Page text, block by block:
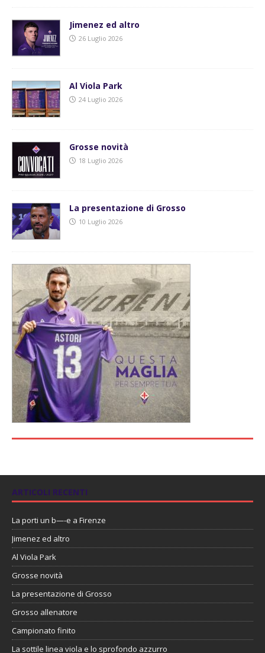
Jimenez ed altro
26 Luglio 2026
Al Viola Park
24 Luglio 2026
Grosse novità
18 Luglio 2026
La presentazione di Grosso
10 Luglio 2026
ARTICOLI RECENTI
La porti un b—-e a Firenze
Jimenez ed altro
Al Viola Park
Grosse novità
La presentazione di Grosso
Grosso allenatore
Campionato finito
La sottile linea viola e lo sprofondo azzurro